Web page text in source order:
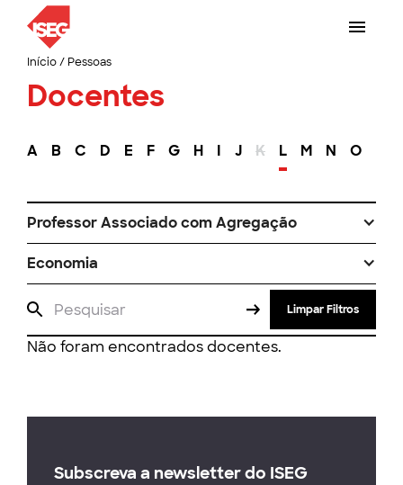
Início/ Pessoas
Docentes
A B C D E F G H I J K L M N O
Professor Associado com Agregação
Economia
Limpar Filtros
Não foram encontrados docentes.
Subscreva a newsletter do ISEG